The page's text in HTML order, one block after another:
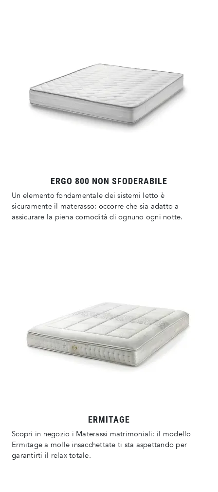
ERGO 800 NON SFODERABILE
Un elemento fondamentale dei sistemi letto è
sicuramente il materasso: occorre che sia adatto a
assicurare la piena comodità di ognuno ogni notte.
ERMITAGE
Scopri in negozio i Materassi matrimoniali: il modello
Ermitage a molle insacchettate ti sta aspettando per
garantirti il relax totale.